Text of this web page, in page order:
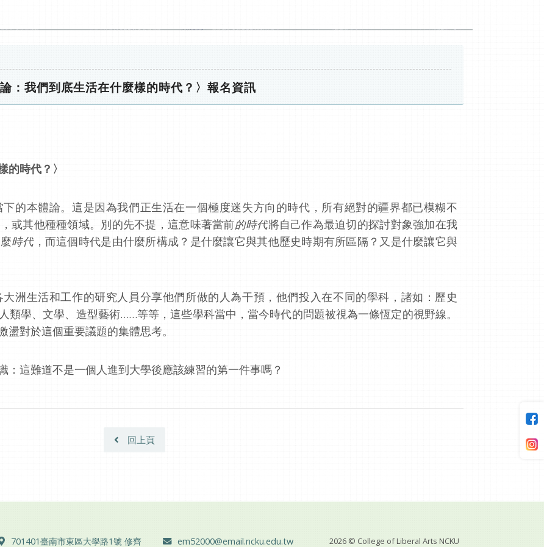
：我們到底生活在什麼樣的時代？〉報名資訊
的時代？〉
的本體論。這是因為我們正生活在一個極度迷失方向的時代，所有絕對的疆界都已模糊不
或其他種種領域。別的先不提，這意味著當前的時代將自己作為最迫切的探討對象強加在我
時代，而這個時代是由什麼所構成？是什麼讓它與其他歷史時期有所區隔？又是什麼讓它與
洲生活和工作的研究人員分享他們所做的人為干預，他們投入在不同的學科，諸如：歷史
類學、文學、造型藝術……等等，這些學科當中，當今時代的問題被視為一條恆定的視野線。
對於這個重要議題的集體思考。
：這難道不是一個人進到大學後應該練習的第一件事嗎？
回上頁
地址 ：
701401臺南市東區大學路1號 修齊 電子郵件 ：
em52000@email.ncku.edu.tw 2026 © College of Liberal Arts NCKU